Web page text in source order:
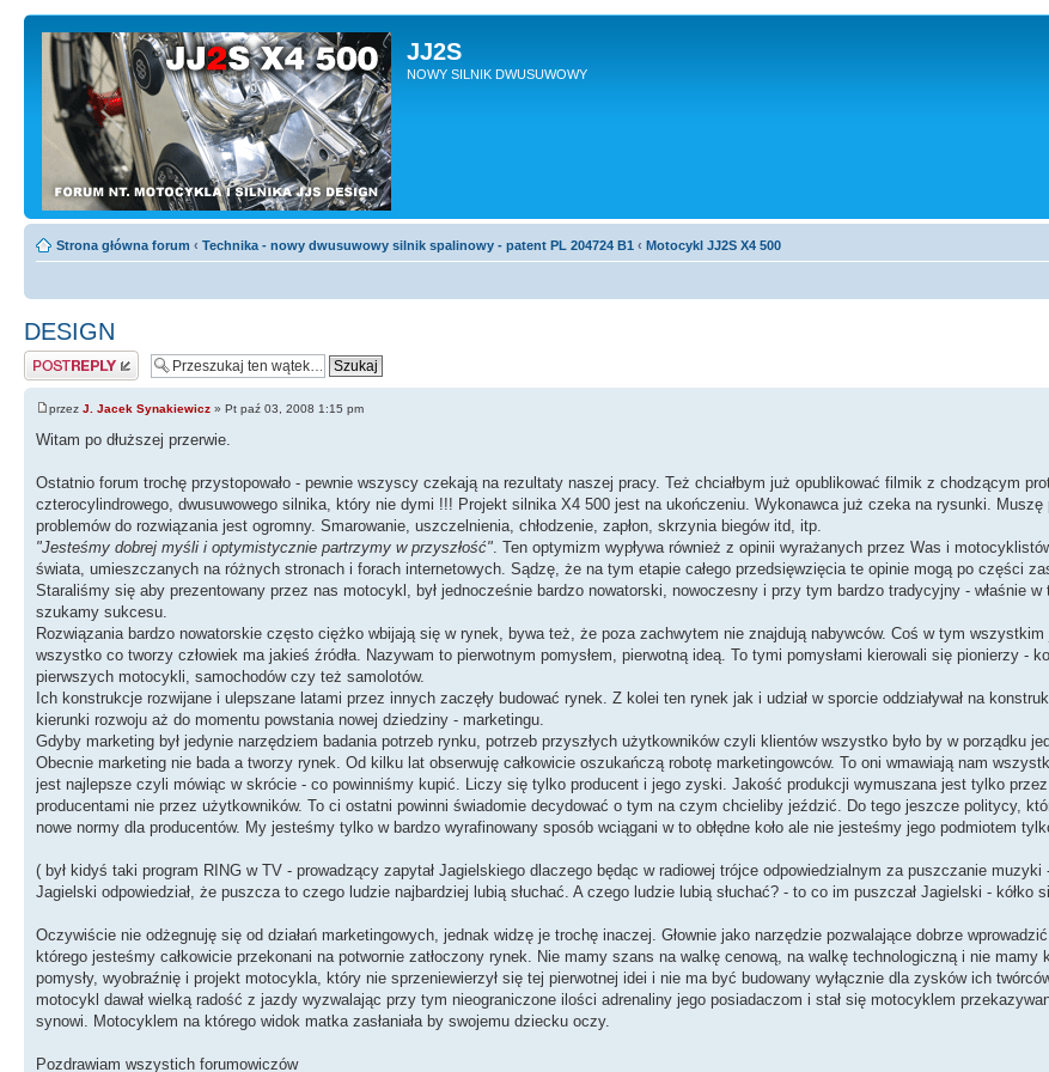
JJ2S
NOWY SILNIK DWUSUWOWY
Strona główna forum ‹ Technika - nowy dwusuwowy silnik spalinowy - patent PL 204724 B1 ‹ Motocykl JJ2S X4 500
DESIGN
Odpowiedz
przez J. Jacek Synakiewicz » Pt paź 03, 2008 1:15 pm
Witam po dłuższej przerwie.
Ostatnio forum trochę przystopowało - pewnie wszyscy czekają na rezultaty naszej pracy. Też chciałbym już opublikować filmik z chodzącym
czterocylindrowego, dwusuwowego silnika, który nie dymi !!! Projekt silnika X4 500 jest na ukończeniu. Wykonawca już czeka na rysunki.
problemów do rozwiązania jest ogromny. Smarowanie, uszczelnienia, chłodzenie, zapłon, skrzynia biegów itd, itp.
"Jesteśmy dobrej myśli i optymistycznie partrzymy w przyszłość". Ten optymizm wypływa również z opinii wyrażanych przez Was i
świata, umieszczanych na różnych stronach i forach internetowych. Sądzę, że na tym etapie całego przedsięwzięcia te opinie mogą po części
Staraliśmy się aby prezentowany przez nas motocykl, był jednocześnie bardzo nowatorski, nowoczesny i przy tym bardzo tradycyjny - właśnie w
szukamy sukcesu.
Rozwiązania bardzo nowatorskie często ciężko wbijają się w rynek, bywa też, że poza zachwytem nie znajdują nabywców. Coś w tym
wszystko co tworzy człowiek ma jakieś źródła. Nazywam to pierwotnym pomysłem, pierwotną ideą. To tymi pomysłami kierowali się pionierzy -
pierwszych motocykli, samochodów czy też samolotów.
Ich konstrukcje rozwijane i ulepszane latami przez innych zaczęły budować rynek. Z kolei ten rynek jak i udział w sporcie oddziaływał na
kierunki rozwoju aż do momentu powstania nowej dziedziny - marketingu.
Gdyby marketing był jedynie narzędziem badania potrzeb rynku, potrzeb przyszłych użytkowników czyli klientów wszystko było by w porządku
Obecnie marketing nie bada a tworzy rynek. Od kilku lat obserwuję całkowicie oszukańczą robotę marketingowców. To oni wmawiają nam
jest najlepsze czyli mówiąc w skrócie - co powinniśmy kupić. Liczy się tylko producent i jego zyski. Jakość produkcji wymuszana jest tylko
producentami nie przez użytkowników. To ci ostatni powinni świadomie decydować o tym na czym chcieliby jeździć. Do tego jeszcze politycy,
nowe normy dla producentów. My jesteśmy tylko w bardzo wyrafinowany sposób wciągani w to obłędne koło ale nie jesteśmy jego podmiotem
( był kidyś taki program RING w TV - prowadzący zapytał Jagielskiego dlaczego będąc w radiowej trójce odpowiedzialnym za puszczanie muzyki
Jagielski odpowiedział, że puszcza to czego ludzie najbardziej lubią słuchać. A czego ludzie lubią słuchać? - to co im puszczał Jagielski - kółko
Oczywiście nie odżegnuję się od działań marketingowych, jednak widzę je trochę inaczej. Głownie jako narzędzie pozwalające dobrze
którego jesteśmy całkowicie przekonani na potwornie zatłoczony rynek. Nie mamy szans na walkę cenową, na walkę technologiczną i nie mamy
pomysły, wyobraźnię i projekt motocykla, który nie sprzeniewierzył się tej pierwotnej idei i nie ma być budowany wyłącznie dla zysków ich
motocykl dawał wielką radość z jazdy wyzwalając przy tym nieograniczone ilości adrenaliny jego posiadaczom i stał się motocyklem
synowi. Motocyklem na którego widok matka zasłaniała by swojemu dziecku oczy.
Pozdrawiam wszystich forumowiczów